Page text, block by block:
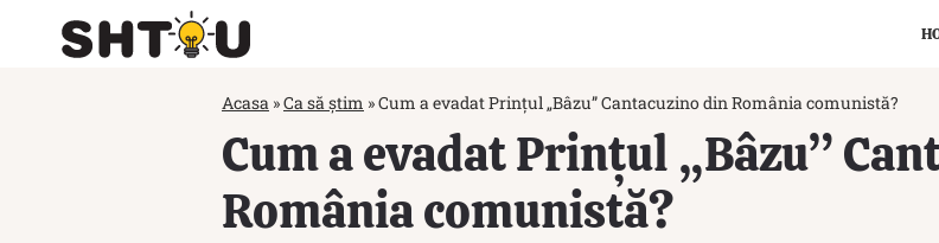
Acasa »Ca să știm »Cum a evadat Prințul „Bâzu” Cantacuzino din România comunistă?
Cum a evadat Prințul „Bâzu”
România comunistă?